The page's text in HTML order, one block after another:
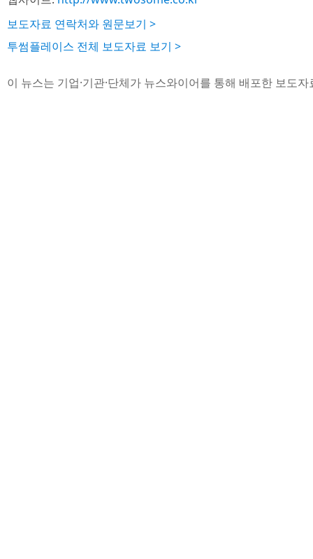
보도자료 연락처와 원문보기 >
투썸플레이스 전체 보도자료 보기 >
이 뉴스는 기업·기관·단체가 뉴스와이어를 통해 배포한 보도